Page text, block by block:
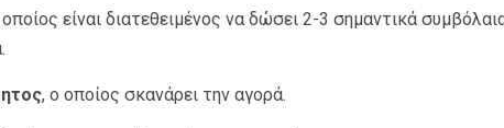
είναι διατεθειμένος να δώσει 2-3 σημαντικά
, ο οποίος σκανάρει την αγορά.